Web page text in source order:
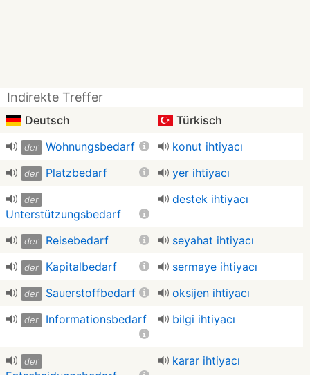
Indirekte Treffer
Deutsch Türkisch
der Wohnungsbedarf konut ihtiyacı
der Platzbedarf yer ihtiyacı
der
Unterstützungsbedarf
destek ihtiyacı
der Reisebedarf seyahat ihtiyacı
der Kapitalbedarf sermaye ihtiyacı
der Sauerstoffbedarf oksijen ihtiyacı
der Informationsbedarf bilgi ihtiyacı
der karar ihtiyacı